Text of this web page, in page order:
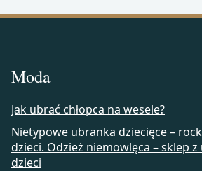
Moda
Jak ubrać chłopca na wesele?
Nietypowe ubranka dziecięce –
dzieci. Odzież niemowlęca – sklep
dzieci